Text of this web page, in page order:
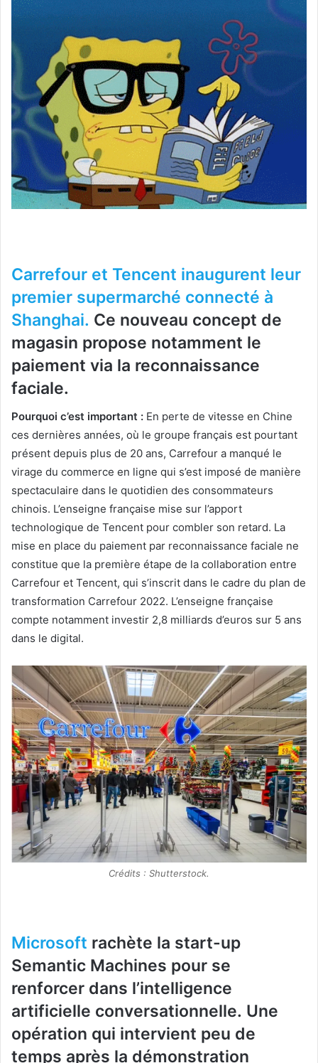
Carrefour et Tencent inaugurent leur
premier supermarché connecté à
Shanghai. Ce nouveau concept de
magasin propose notamment le
paiement via la reconnaissance
faciale.
Pourquoi c’est important : En perte de vitesse en Chine
ces dernières années, où le groupe français est pourtant
présent depuis plus de 20 ans, Carrefour a manqué le
virage du commerce en ligne qui s’est imposé de manière
spectaculaire dans le quotidien des consommateurs
chinois. L’enseigne française mise sur l’apport
technologique de Tencent pour combler son retard. La
mise en place du paiement par reconnaissance faciale ne
constitue que la première étape de la collaboration entre
Carrefour et Tencent, qui s’inscrit dans le cadre du plan de
transformation Carrefour 2022. L’enseigne française
compte notamment investir 2,8 milliards d’euros sur 5 ans
dans le digital.
Crédits : Shutterstock.
Microsoft rachète la start-up
Semantic Machines pour se
renforcer dans l’intelligence
artificielle conversationnelle. Une
opération qui intervient peu de
temps après la démonstration